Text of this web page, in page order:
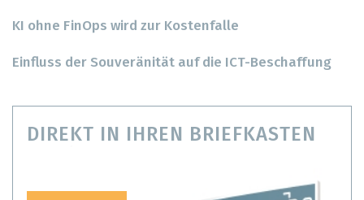
KI ohne FinOps wird zur Kostenfalle
Einfluss der Souveränität auf die ICT-Beschaffung
DIREKT IN IHREN BRIEFKASTEN